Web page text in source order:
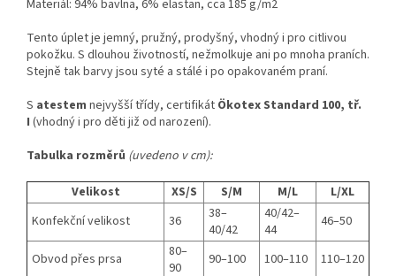
Materiál: 94% bavlna, 6% elastan, cca 185 g/m2
Tento úplet je jemný, pružný, prodyšný, vhodný i pro citlivou
pokožku. S dlouhou životností, nežmolkuje ani po mnoha praních.
Stejně tak barvy jsou syté a stálé i po opakovaném praní.
S atestem nejvyšší třídy, certifikát Ökotex Standard 100, tř.
I (vhodný i pro děti již od narození).
Tabulka rozměrů (uvedeno v cm):
Velikost XS/S S/M M/L
L/XL
Konfekční velikost
36
38–
40/42
40/42–
44
46–50
Obvod přes prsa
80–
90
90–100 100–110
110–120